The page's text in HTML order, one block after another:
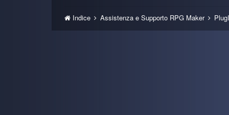
Indice Assistenza e Supporto RPG Maker